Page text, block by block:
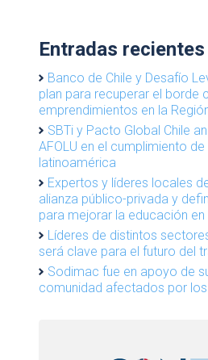
Entradas recientes
Banco de Chile y Desafío
plan para recuperar el borde
emprendimientos en la
SBTi y Pacto Global Chile
AFOLU en el cumplimiento
latinoamérica
Expertos y líderes locales
alianza público-privada y
para mejorar la educación en
Líderes de distintos
será clave para el futuro del
Sodimac fue en apoyo de
comunidad afectados por